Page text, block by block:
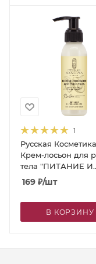
1
Русская Косметика
Крем-лосьон для
тела "ПИТАНИЕ И
УВЛАЖНЕНИЕ" 90
169 ₽/шт
В КОРЗИНУ